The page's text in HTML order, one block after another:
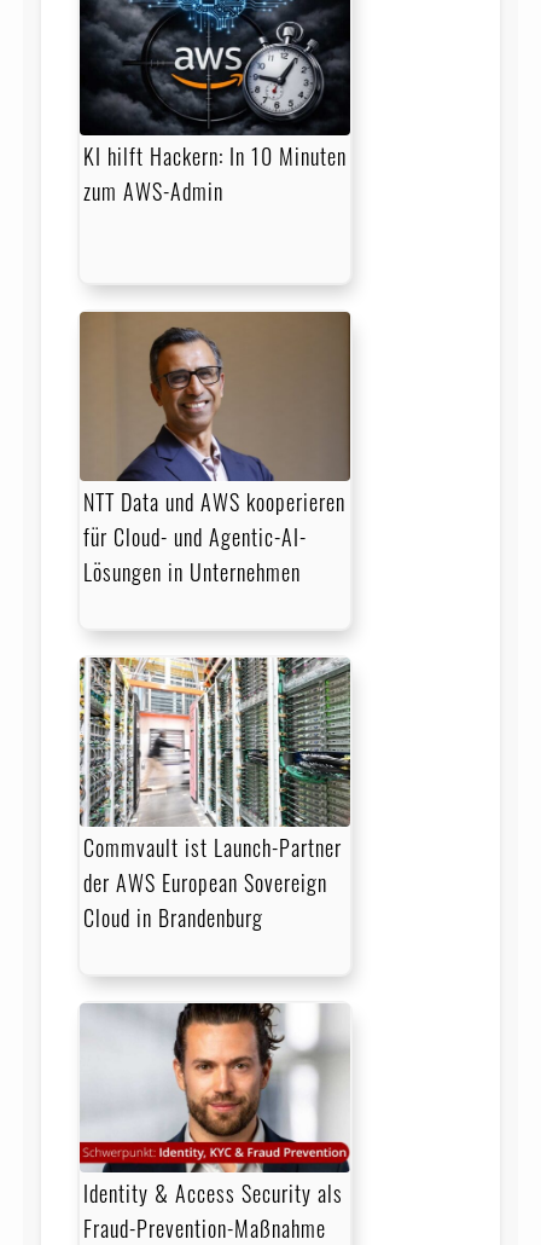
KI hilft Hackern: In 10 Minuten
zum AWS-Admin
NTT Data und AWS kooperieren
für Cloud- und Agentic-AI-
Lösungen in Unternehmen
Commvault ist Launch-Partner
der AWS European Sovereign
Cloud in Brandenburg
Identity & Access Security als
Fraud-Prevention-Maßnahme